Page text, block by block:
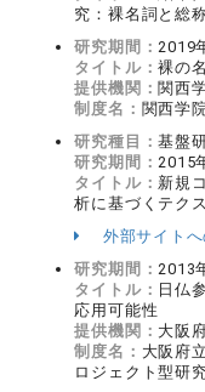
究：裸名詞と総
研究期間：2019
タイトル：裸の
提供機関： 関西
制度名： 関西学
研究種目：基盤
研究期間：2015
タイトル： 新規
析に基づくテク
外部サイト
研究期間：2013
タイトル： 日仏
応用可能性
提供機関： 大阪
制度名： 大阪府
ロジェクト型研